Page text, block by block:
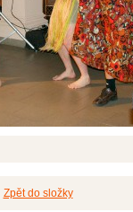
Zpět do složky